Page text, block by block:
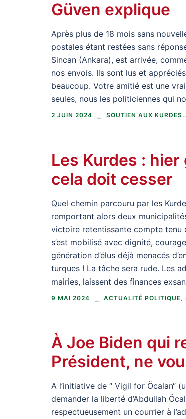
Güven explique
Après plus de 18 mois sans
postales étant restées sans
Sincan (Ankara), est arrivée,
nos envois. Ils sont lus et
beaucoup. Votre amitié est une
seules, nous les politiciennes qui
2 JUIN 2024 SOUTIEN AUX
Les Kurdes :
cela doit cesser
Quel chemin parcouru par les
remportant alors deux
victoire retentissante compte tenu
s’est mobilisé avec dignité,
génération d’élus déjà menacés
turques ! La tâche sera rude. Les
mairies, laissent des finances
9 MAI 2024 ACTUALITÉ POLITIQUE
À Joe Biden qui
Président, ne
A l’initiative de “ Vigil for Öcalan“
demander la liberté d’Abdullah
respectueusement un courrier à